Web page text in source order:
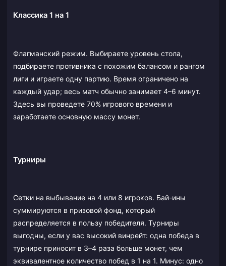
Классика 1 на 1
Флагманский режим. Выбираете уровень стола,
подбираете противника с похожим балансом и рангом
лиги и играете одну партию. Время ограничено на
каждый удар; весь матч обычно занимает 4–6 минут.
Здесь вы проведете 70% игрового времени и
заработаете основную массу монет.
Турниры
Сетки на выбывание на 4 или 8 игроков. Бай-ины
суммируются в призовой фонд, который
распределяется в пользу победителя. Турниры
выгодны, если у вас высокий винрейт: одна победа в
турнире приносит в 3–4 раза больше монет, чем
эквивалентное количество побед в 1 на 1. Минус: одно